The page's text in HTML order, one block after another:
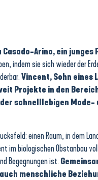
Arino, ein junges
indem sie sich wieder der
Vincent, Sohn eines
Projekte in den
schnelllebigen Mode-
einen Raum, in dem
im biologischen Obstanbau
Begegnungen ist.
menschliche